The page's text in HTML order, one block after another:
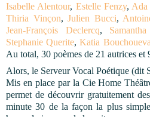
Isabelle Alentour, Estelle Fenzy, Ada
Thiria Vinçon, Julien Bucci,
Jean-François Declercq,
Stephanie Querite, Katia Bouchoueva
Au total, 30 poèmes de 21 autrices et
Alors, le Serveur Vocal Poétique (dit
Mis en place par la Cie Home
permet de découvrir gratuitement
minute 30 de la façon la plus